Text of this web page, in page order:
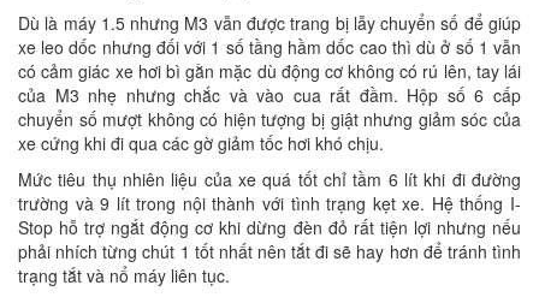
Dù là máy 1.5 nhưng M3 vẫn được trang bị lẫy chuyển số để giúp
xe leo dốc nhưng đối với 1 số tầng hầm dốc cao thì dù ở số 1 vẫn
có cảm giác xe hơi bì gằn mặc dù động cơ không có rú lên, tay lái
của M3 nhẹ nhưng chắc và vào cua rất đầm. Hộp số 6 cấp
chuyển số mượt không có hiện tượng bị giật nhưng giảm sóc của
xe cứng khi đi qua các gờ giảm tốc hơi khó chịu.
Mức tiêu thụ nhiên liệu của xe quá tốt chỉ tầm 6 lít khi đi đường
trường và 9 lít trong nội thành với tình trạng kẹt xe. Hệ thống I-
Stop hỗ trợ ngắt động cơ khi dừng đèn đỏ rất tiện lợi nhưng nếu
phải nhích từng chút 1 tốt nhất nên tắt đi sẽ hay hơn để tránh tình
trạng tắt và nổ máy liên tục.